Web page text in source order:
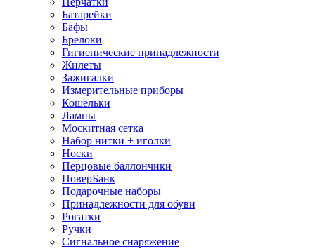
Батарейки
Бафы
Брелоки
Гигиенические принадлежности
Жилеты
Зажигалки
Измерительные приборы
Кошельки
Лампы
Москитная сетка
Набор нитки + иголки
Носки
Перцовые баллончики
ПоверБанк
Подарочные наборы
Принадлежности для обуви
Рогатки
Ручки
Сигнальное снаряжение